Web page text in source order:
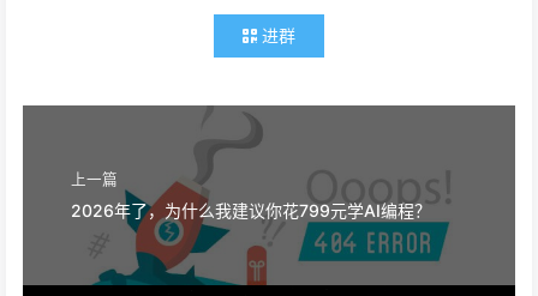
进群
上一篇
2026年了，为什么我建议你花799元学AI编程？